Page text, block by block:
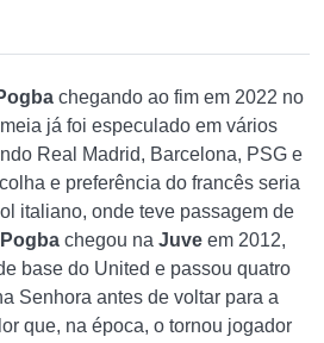
chegando ao fim em 2022 no
já foi especulado em vários
Real Madrid, Barcelona, PSG e
e preferência do francês seria
italiano, onde teve passagem de
Pogba chegou na Juve em 2012,
base do United e passou quatro
Senhora antes de voltar para a
que, na época, o tornou jogador